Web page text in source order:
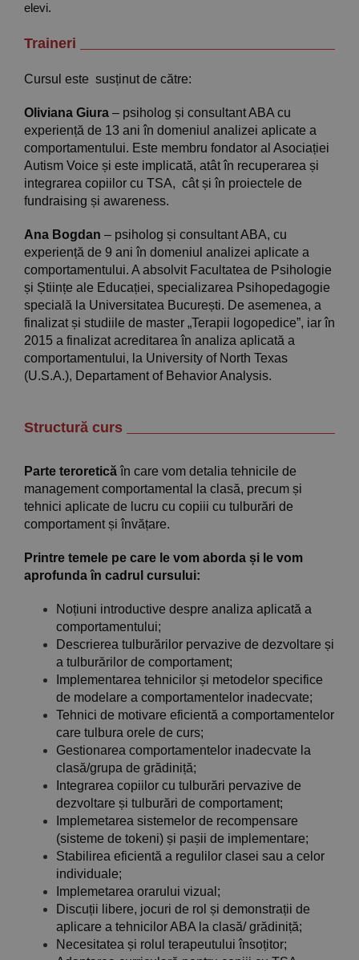
elevi.
Traineri
Cursul este susținut de către:
Oliviana Giura – psiholog și consultant ABA cu
experiență de 13 ani în domeniul analizei aplicate a
comportamentului. Este membru fondator al Asociației
Autism Voice și este implicată, atât în recuperarea și
integrarea copiilor cu TSA, cât și în proiectele de
fundraising și awareness.
Ana Bogdan – psiholog și consultant ABA, cu
experiență de 9 ani în domeniul analizei aplicate a
comportamentului. A absolvit Facultatea de Psihologie
și Științe ale Educației, specializarea Psihopedagogie
specială la Universitatea București. De asemenea, a
finalizat și studiile de master „Terapii logopedice”, iar în
2015 a finalizat acreditarea în analiza aplicată a
comportamentului, la University of North Texas
(U.S.A.), Departament of Behavior Analysis.
Structură curs
Parte teroretică în care vom detalia tehnicile de
management comportamental la clasă, precum și
tehnici aplicate de lucru cu copiii cu tulburări de
comportament și învățare.
Printre temele pe care le vom aborda și le vom
aprofunda în cadrul cursului:
Noțiuni introductive despre analiza aplicată a
comportamentului;
Descrierea tulburărilor pervazive de dezvoltare și
a tulburărilor de comportament;
Implementarea tehnicilor și metodelor specifice
de modelare a comportamentelor inadecvate;
Tehnici de motivare eficientă a comportamentelor
care tulbura orele de curs;
Gestionarea comportamentelor inadecvate la
clasă/grupa de grădiniță;
Integrarea copiilor cu tulburări pervazive de
dezvoltare și tulburări de comportament;
Implemetarea sistemelor de recompensare
(sisteme de tokeni) și pașii de implementare;
Stabilirea eficientă a regulilor clasei sau a celor
individuale;
Implemetarea orarului vizual;
Discuții libere, jocuri de rol și demonstrații de
aplicare a tehnicilor ABA la clasă/ grădiniță;
Necesitatea și rolul terapeutului însoțitor;